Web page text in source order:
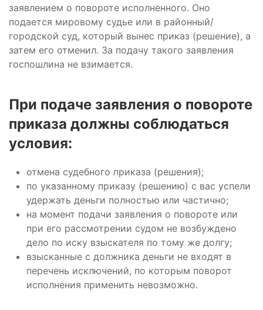
заявлением о повороте исполненного. Оно
подается мировому судье или в районный/
городской суд, который вынес приказ (решение), а
затем его отменил. За подачу такого заявления
госпошлина не взимается.
При подаче заявления о повороте
приказа должны соблюдаться
условия:
отмена судебного приказа (решения);
по указанному приказу (решению) с вас успели
удержать деньги полностью или частично;
на момент подачи заявления о повороте или
при его рассмотрении судом не возбуждено
дело по иску взыскателя по тому же долгу;
взысканные с должника деньги не входят в
перечень исключений, по которым поворот
исполнения применить невозможно.